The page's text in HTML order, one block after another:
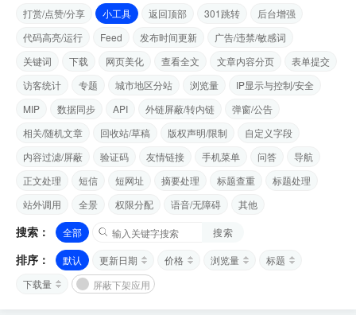
打赏/点赞/分享
小工具 返回顶部 301跳转
后台增强
代码高亮/运行
Feed 发布时间更新
广告/违禁/敏感词
关键词
下载 网页美化 查看全文 文章内容分页
表单提交
访客统计
专题 城市地区分站 浏览量
IP显示与控制/安全
MIP
数据同步 API 外链屏蔽/转内链
弹窗/公告
相关/随机文章
回收站/草稿 版权声明/限制
自定义字段
内容过滤/屏蔽
验证码 友情链接 手机菜单 问答
导航
正文处理
短信 短网址 摘要处理 标题查重
标题处理
站外调用
全景 权限分配 语音/无障碍 其他
搜索： 全部 搜索
排序： 默认 更新日期 价格 浏览量
标题
下载量
屏蔽下架应用